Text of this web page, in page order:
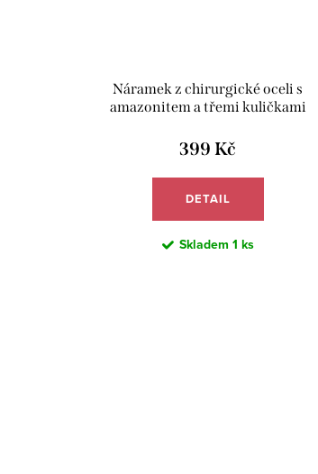
Náramek z chirurgické oceli s
amazonitem a třemi kuličkami
399 Kč
DETAIL
Skladem 1 ks